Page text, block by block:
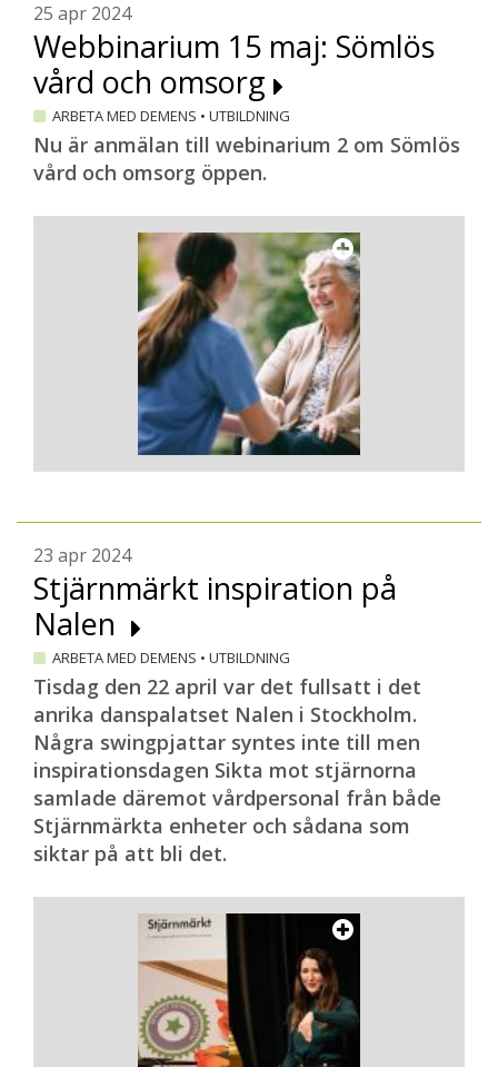
25 apr 2024
Webbinarium 15 maj: Sömlös
vård och omsorg
ARBETA MED DEMENS • UTBILDNING
Nu är anmälan till webinarium 2 om Sömlös
vård och omsorg öppen.
23 apr 2024
Stjärnmärkt inspiration på
Nalen
ARBETA MED DEMENS • UTBILDNING
Tisdag den 22 april var det fullsatt i det
anrika danspalatset Nalen i Stockholm.
Några swingpjattar syntes inte till men
inspirationsdagen Sikta mot stjärnorna
samlade däremot vårdpersonal från både
Stjärnmärkta enheter och sådana som
siktar på att bli det.